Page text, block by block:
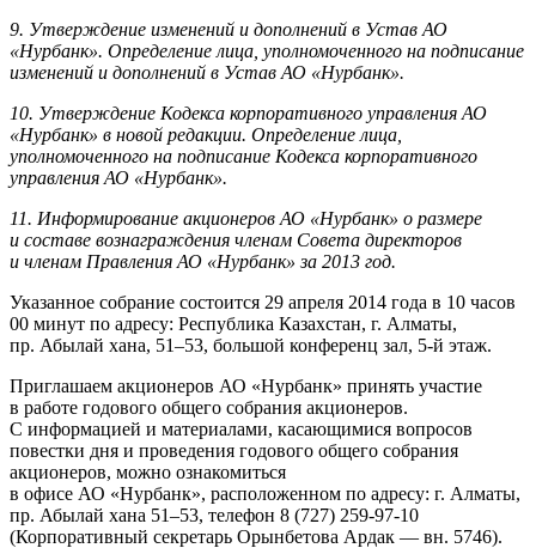
9. Утверждение изменений и дополнений в Устав АО
«Нурбанк». Определение лица, уполномоченного на подписание
изменений и дополнений в Устав АО «Нурбанк».
10. Утверждение Кодекса корпоративного управления АО
«Нурбанк» в новой редакции. Определение лица,
уполномоченного на подписание Кодекса корпоративного
управления АО «Нурбанк».
11. Информирование акционеров АО «Нурбанк» о размере
и составе вознаграждения членам Совета директоров
и членам Правления АО «Нурбанк» за 2013 год.
Указанное собрание состоится 29 апреля 2014 года в 10 часов
00 минут по адресу: Республика Казахстан, г. Алматы,
пр. Абылай хана, 51–53, большой конференц зал, 5-й этаж.
Приглашаем акционеров АО «Нурбанк» принять участие
в работе годового общего собрания акционеров.
С информацией и материалами, касающимися вопросов
повестки дня и проведения годового общего собрания
акционеров, можно ознакомиться
в офисе АО «Нурбанк», расположенном по адресу: г. Алматы,
пр. Абылай хана 51–53, телефон 8 (727) 259-97-10
(Корпоративный секретарь Орынбетова Ардак — вн. 5746).